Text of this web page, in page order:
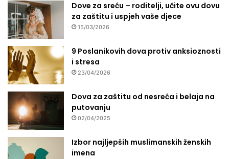
Dove za sreću – roditelji, učite ovu dovu
za zaštitu i uspjeh vaše djece
15/03/2026
9 Poslanikovih dova protiv anksioznosti
i stresa
23/04/2026
Dova za zaštitu od nesreća i belaja na
putovanju
02/04/2025
Izbor najljepših muslimanskih ženskih
imena